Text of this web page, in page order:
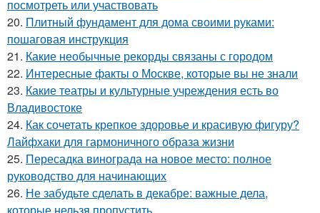
посмотреть или участвовать
20. Плитный фундамент для дома своими руками:
пошаговая инструкция
21. Какие необычные рекорды связаны с городом
22. Интересные факты о Москве, которые вы не знали
23. Какие театры и культурные учреждения есть во
Владивостоке
24. Как сочетать крепкое здоровье и красивую фигуру?
Лайфхаки для гармоничного образа жизни
25. Пересадка винограда на новое место: полное
руководство для начинающих
26. Не забудьте сделать в декабре: важные дела,